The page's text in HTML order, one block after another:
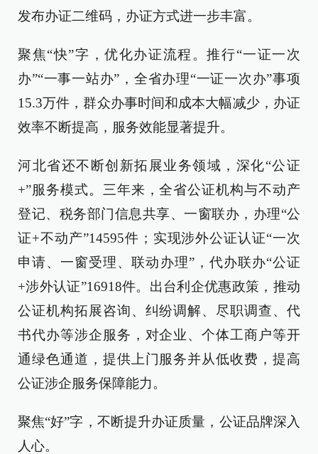
发布办证二维码，办证方式进一步丰富。
聚焦“快”字，优化办证流程。推行“一证一次
办”“一事一站办”，全省办理“一证一次办”事项
15.3万件，群众办事时间和成本大幅减少，办证
效率不断提高，服务效能显著提升。
河北省还不断创新拓展业务领域，深化“公证
+”服务模式。三年来，全省公证机构与不动产
登记、税务部门信息共享、一窗联办，办理“公
证+不动产”14595件；实现涉外公证认证“一次
申请、一窗受理、联动办理”，代办联办“公证
+涉外认证”16918件。出台利企优惠政策，推动
公证机构拓展咨询、纠纷调解、尽职调查、代
书代办等涉企服务，对企业、个体工商户等开
通绿色通道，提供上门服务并从低收费，提高
公证涉企服务保障能力。
聚焦“好”字，不断提升办证质量，公证品牌深入
人心。